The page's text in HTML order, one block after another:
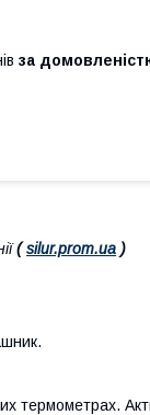
за
(silur.prom.ua )
термометрах.